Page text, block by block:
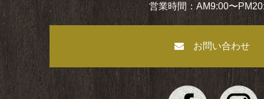
営業時間：AM9:00〜
お問い合わせ